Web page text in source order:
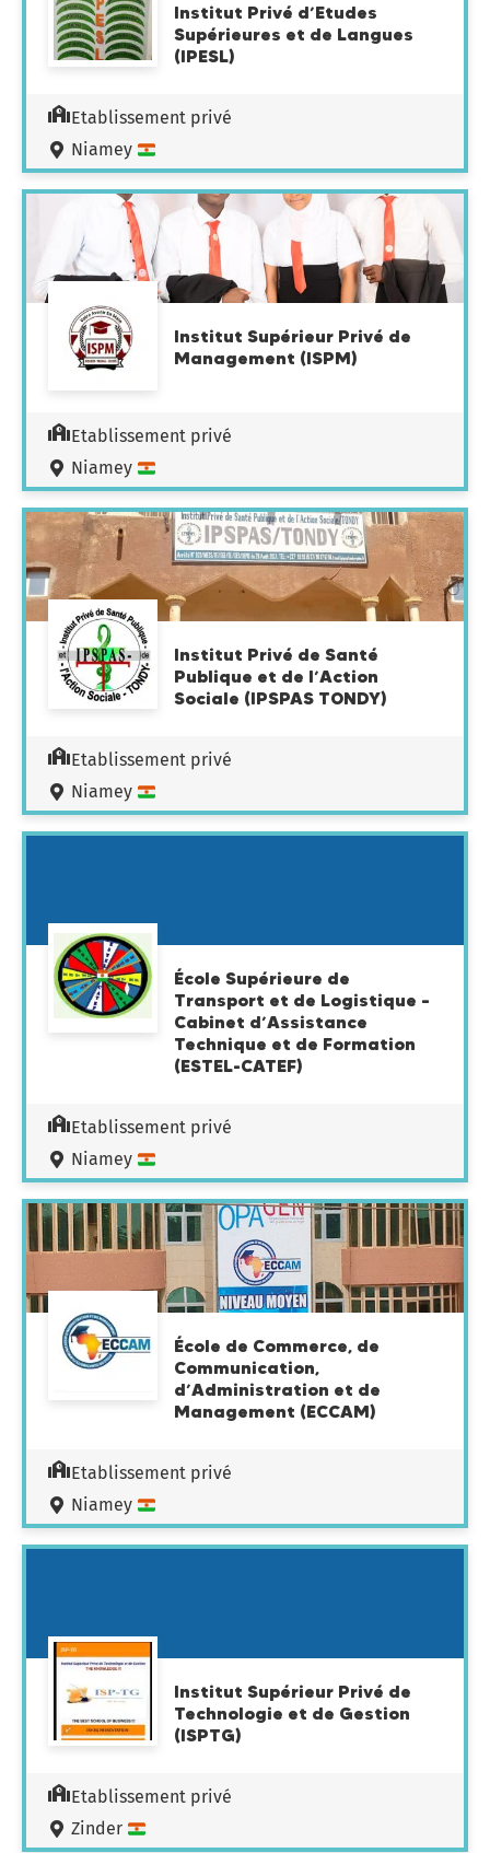
Institut Privé d’Etudes
Supérieures et de Langues
(IPESL)
Etablissement privé
Niamey
Institut Supérieur Privé de
Management (ISPM)
Etablissement privé
Niamey
Institut Privé de Santé
Publique et de l’Action
Sociale (IPSPAS TONDY)
Etablissement privé
Niamey
École Supérieure de
Transport et de Logistique –
Cabinet d’Assistance
Technique et de Formation
(ESTEL-CATEF)
Etablissement privé
Niamey
École de Commerce, de
Communication,
d’Administration et de
Management (ECCAM)
Etablissement privé
Niamey
Institut Supérieur Privé de
Technologie et de Gestion
(ISPTG)
Etablissement privé
Zinder